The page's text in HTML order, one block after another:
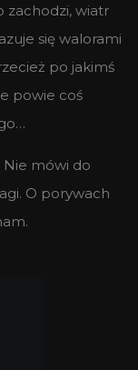
zachodzi, wiatr
się walorami
po jakimś
powie coś
Nie mówi do
O porywach